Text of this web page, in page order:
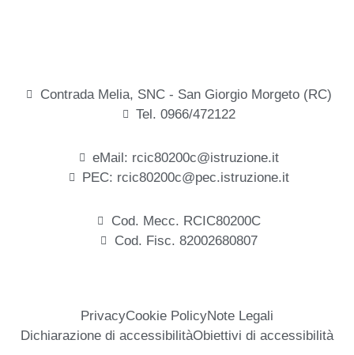
Contrada Melia, SNC - San Giorgio Morgeto (RC)
Tel. 0966/472122
eMail: rcic80200c@istruzione.it
PEC: rcic80200c@pec.istruzione.it
Cod. Mecc. RCIC80200C
Cod. Fisc. 82002680807
PrivacyCookie PolicyNote Legali
Dichiarazione di accessibilitàObiettivi di accessibilità